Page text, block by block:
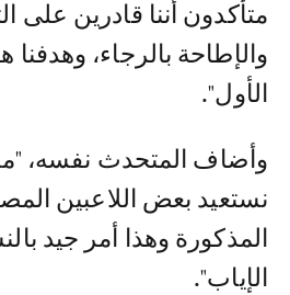
متأكدون أننا قادرين على
والإطاحة بالرجاء،
الأول".
وأضاف المتحدث نفسه،
نستعيد بعض اللاعبين
المذكورة وهذا أمر جيد
الإياب".